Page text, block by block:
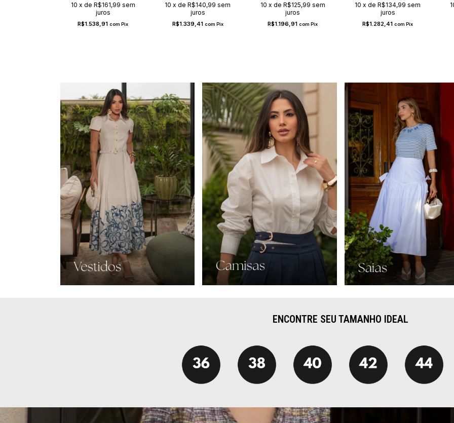
R$1.538,91com Pix
10 x de R$161,99 sem
juros
R$1.339,41 com Pix
10 xdeR$140,99 sem
juros
R$1.196,91com Pix
10 x de R$125,99 sem
juros
R$1.282,41com Pix
10 xdeR$134,99 sem
juros
ENCONTRE SEU TAMANHO IDEAL